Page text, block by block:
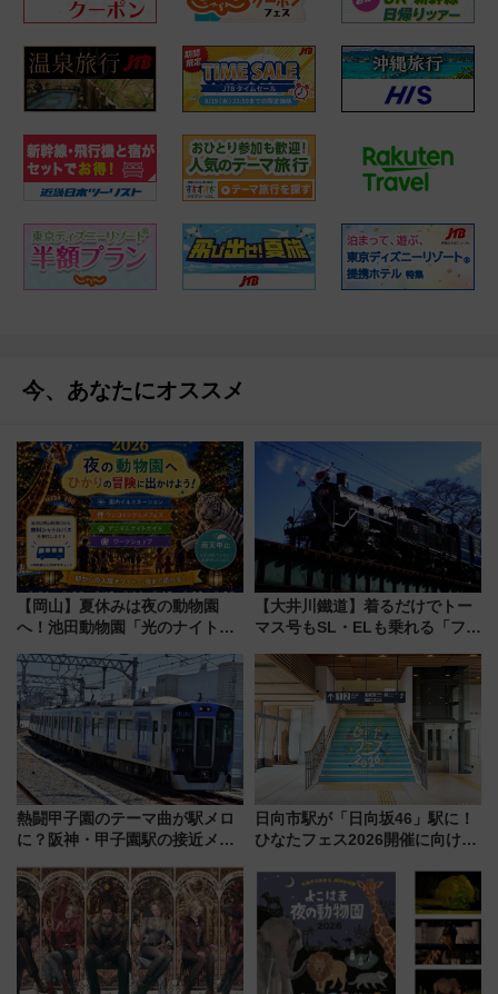
今、あなたにオススメ
【岡山】夏休みは夜の動物園
へ！池田動物園「光のナイトズ
な夜
【大井川鐵道】着るだけでトー
マス号もSL・ELも乗れる「フリ
受注販売
熱闘甲子園のテーマ曲が駅メロ
に？阪神・甲子園駅の接近メロ
谷実アレンジの特別仕様へ、8月
5日始発から
日向市駅が「日向坂46」駅に！
ひなたフェス2026開催に向けJR
全力応援 夜行列車「ドリーム
おひさま号」も走る